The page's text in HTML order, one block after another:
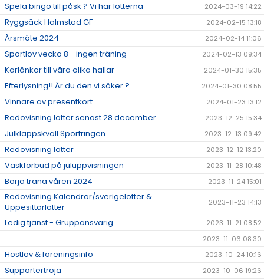
Spela bingo till påsk ? Vi har lotterna 2024-03-19 14:22
Ryggsäck Halmstad GF 2024-02-15 13:18
Årsmöte 2024 2024-02-14 11:06
Sportlov vecka 8 - ingen träning 2024-02-13 09:34
Karlänkar till våra olika hallar 2024-01-30 15:35
Efterlysning!! Är du den vi söker ? 2024-01-30 08:55
Vinnare av presentkort 2024-01-23 13:12
Redovisning lotter senast 28 december. 2023-12-25 15:34
Julklappskväll Sportringen 2023-12-13 09:42
Redovisning lotter 2023-12-12 13:20
Väskförbud på juluppvisningen 2023-11-28 10:48
Börja träna våren 2024 2023-11-24 15:01
Redovisning Kalendrar/sverigelotter &
Uppesittarlotter
2023-11-23 14:13
Ledig tjänst - Gruppansvarig
2023-11-21 08:52
2023-11-06 08:30
Höstlov & föreningsinfo 2023-10-24 10:16
Supportertröja 2023-10-06 19:26